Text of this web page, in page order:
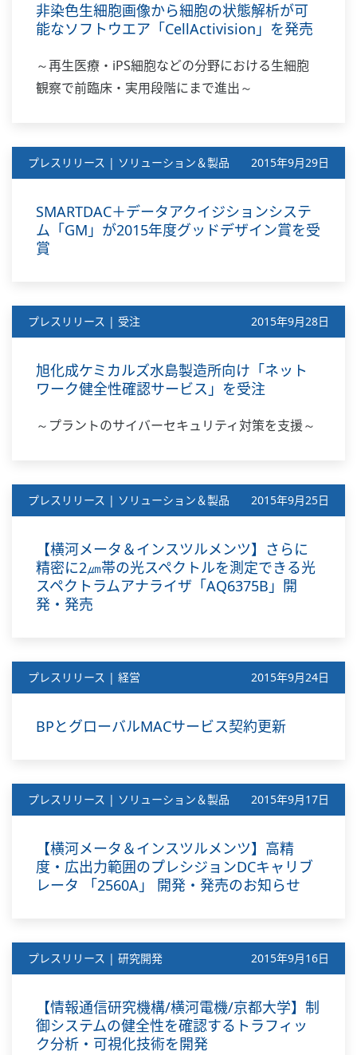
非染色生細胞画像から細胞の状態解析が可
能なソフトウエア「CellActivision」を発売
～再生医療・iPS細胞などの分野における生細胞
観察で前臨床・実用段階にまで進出～
プレスリリース | ソリューション＆製品 2015年9月29日
SMARTDAC＋データアクイジションシステ
ム「GM」が2015年度グッドデザイン賞を受
賞
プレスリリース | 受注 2015年9月28日
旭化成ケミカルズ水島製造所向け「ネット
ワーク健全性確認サービス」を受注
～プラントのサイバーセキュリティ対策を支援～
プレスリリース | ソリューション＆製品 2015年9月25日
【横河メータ＆インスツルメンツ】さらに
精密に2㎛帯の光スペクトルを測定できる光
スペクトラムアナライザ「AQ6375B」開
発・発売
プレスリリース | 経営 2015年9月24日
BPとグローバルMACサービス契約更新
プレスリリース | ソリューション＆製品 2015年9月17日
【横河メータ＆インスツルメンツ】高精
度・広出力範囲のプレシジョンDCキャリブ
レータ 「2560A」 開発・発売のお知らせ
プレスリリース | 研究開発 2015年9月16日
【情報通信研究機構/横河電機/京都大学】制
御システムの健全性を確認するトラフィッ
ク分析・可視化技術を開発